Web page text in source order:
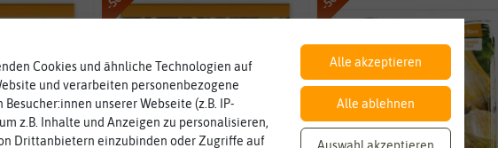
Cookies und ähnliche Technologien auf
und verarbeiten personenbezogene
Besucher:innen unserer Webseite (z.B. IP-
z.B. Inhalte und Anzeigen zu personalisieren,
Drittanbietern einzubinden oder Zugriffe auf
Alle akzeptieren
Alle ablehnen